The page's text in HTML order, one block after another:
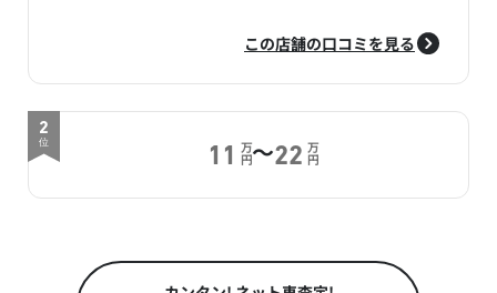
この店舗の口コミを見る
2
位
11 万
円～22 万
円